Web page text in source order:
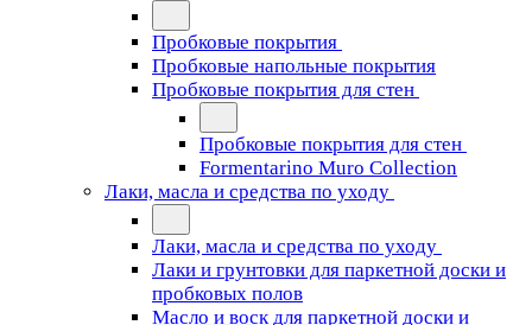
Пробковые покрытия
Пробковые напольные покрытия
Пробковые покрытия для стен
Пробковые покрытия для стен
Formentarino Muro Collection
Лаки, масла и средства по уходу
Лаки, масла и средства по уходу
Лаки и грунтовки для паркетной доски и
пробковых полов
Масло и воск для паркетной доски и